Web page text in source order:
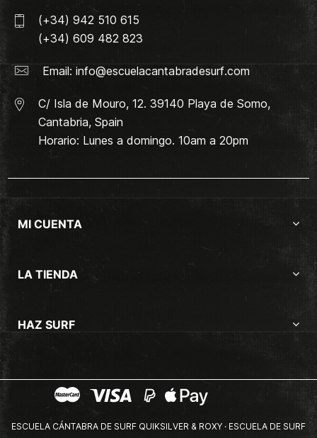
(+34) 942 510 615
(+34) 609 482 823
Email: info@escuelacantabradesurf.com
C/ Isla de Mouro, 12. 39140 Playa de Somo,
Cantabria, Spain
Horario: Lunes a domingo. 10am a 20pm
MI CUENTA
LA TIENDA
HAZ SURF
ESCUELA CÁNTABRA DE SURF QUIKSILVER & ROXY · ESCUELA DE SURF